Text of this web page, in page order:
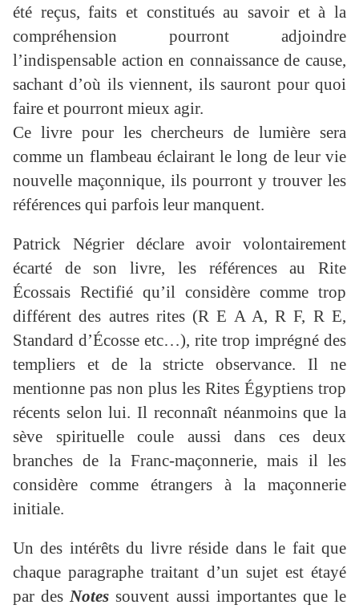
été reçus, faits et constitués au savoir et à la
compréhension pourront adjoindre
l’indispensable action en connaissance de cause,
sachant d’où ils viennent, ils sauront pour quoi
faire et pourront mieux agir.
Ce livre pour les chercheurs de lumière sera
comme un flambeau éclairant le long de leur vie
nouvelle maçonnique, ils pourront y trouver les
références qui parfois leur manquent.
Patrick Négrier déclare avoir volontairement
écarté de son livre, les références au Rite
Écossais Rectifié qu’il considère comme trop
différent des autres rites (R E A A, R F, R E,
Standard d’Écosse etc…), rite trop imprégné des
templiers et de la stricte observance. Il ne
mentionne pas non plus les Rites Égyptiens trop
récents selon lui. Il reconnaît néanmoins que la
sève spirituelle coule aussi dans ces deux
branches de la Franc-maçonnerie, mais il les
considère comme étrangers à la maçonnerie
initiale.
Un des intérêts du livre réside dans le fait que
chaque paragraphe traitant d’un sujet est étayé
par desNotessouvent aussi importantes que le